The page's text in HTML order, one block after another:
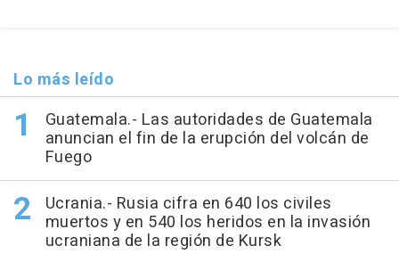
Lo más leído
Guatemala.- Las autoridades de Guatemala
anuncian el fin de la erupción del volcán de
Fuego
Ucrania.- Rusia cifra en 640 los civiles
muertos y en 540 los heridos en la invasión
ucraniana de la región de Kursk